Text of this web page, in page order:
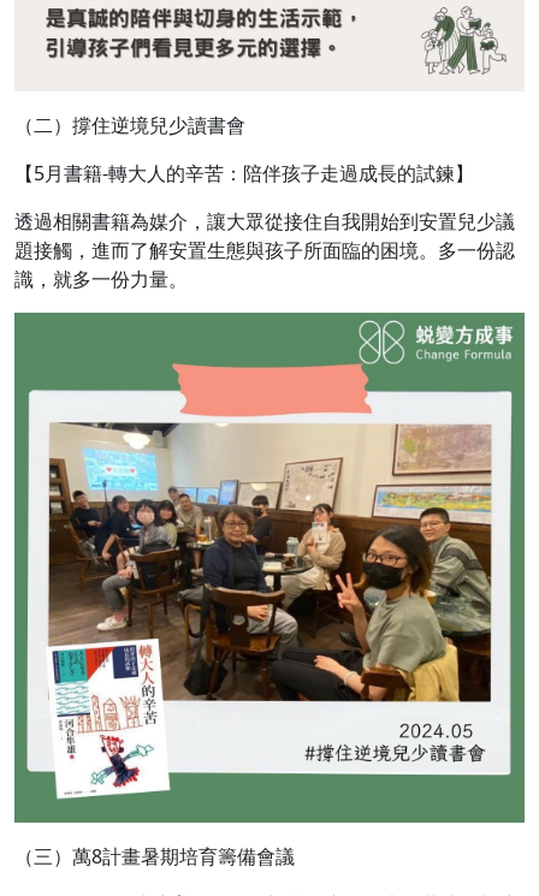
（二）撐住逆境兒少讀書會
【5月書籍-轉大人的辛苦：陪伴孩子走過成長的試鍊】
透過相關書籍為媒介，讓大眾從接住自我開始到安置兒少議
題接觸，進而了解安置生態與孩子所面臨的困境。多一份認
識，就多一份力量。
（三）萬8計畫暑期培育籌備會議